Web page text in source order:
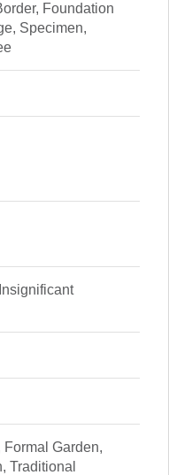
Foundation
Specimen,
Garden,
Traditional